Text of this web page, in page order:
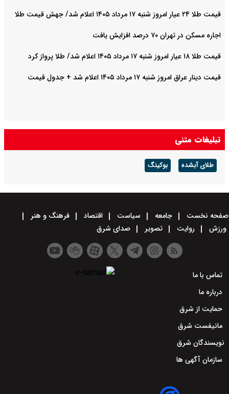
قیمت طلا ۲۴ عیار امروز شنبه ۱۷ مرداد ۱۴۰۵ اعلام شد/ جهش قیمت طلا
اجاره مسکن در تهران ۷۰ درصد افزایش یافت
قیمت طلا ۱۸ عیار امروز شنبه ۱۷ مرداد ۱۴۰۵ اعلام شد/ طلا پرواز کرد
قیمت دینار عراق امروز شنبه ۱۷ مرداد ۱۴۰۵ اعلام شد + جدول قیمت
تبلیغات متنی
طلای آبشده بوکینگ
صفحه نخست جامعه سیاست اقتصاد
فرهنگ و هنر
ورزش
روایت تصویر صدای شرق
تماس با ما
درباره ما
حمایت از شرق
مانیفست شرق
نویسندگان شرق
سازمان آگهی ها